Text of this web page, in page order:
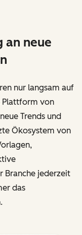
an neue
nur langsam auf
Plattform von
Trends und
Ökosystem von
Branche jederzeit
das